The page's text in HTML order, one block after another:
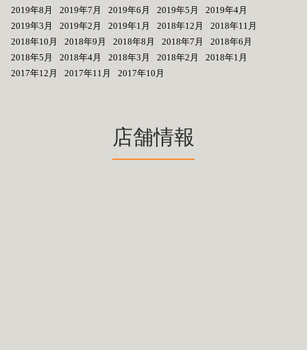
2019年8月
2019年7月 2019年6月 2019年5月
2019年4月
2019年3月
2019年2月 2019年1月 2018年12月
2018年11月
2018年10月
2018年9月 2018年8月 2018年7月
2018年6月
2018年5月
2018年4月 2018年3月 2018年2月
2018年1月
2017年12月
2017年11月 2017年10月
店舗情報